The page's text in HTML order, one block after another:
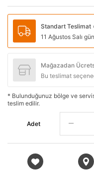
Standart Teslimat
11 Ağustos Salı
Mağazadan
Bu teslimat
* Bulunduğunuz bölge ve
teslim edilir.
Adet